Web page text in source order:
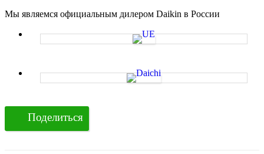
Мы являемся официальным дилером Daikin в России
Поделиться